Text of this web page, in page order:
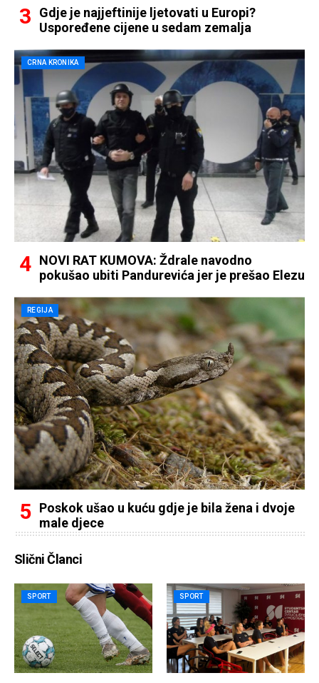
Gdje je najjeftinije ljetovati u Europi?
Uspoređene cijene u sedam zemalja
CRNA KRONIKA
NOVI RAT KUMOVA: Ždrale navodno
pokušao ubiti Pandurevića jer je prešao Elezu
REGIJA
Poskok ušao u kuću gdje je bila žena i dvoje
male djece
Slični Članci
SPORT SPORT